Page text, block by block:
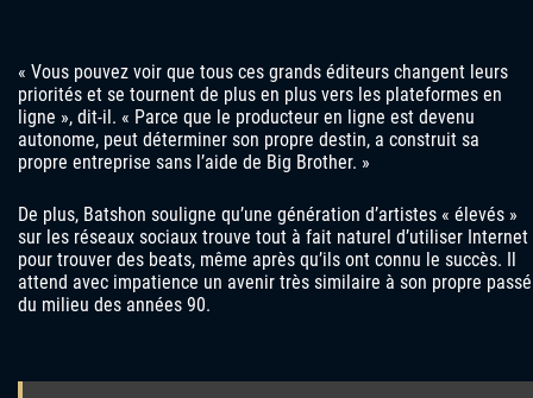
« Vous pouvez voir que tous ces grands éditeurs changent leurs
priorités et se tournent de plus en plus vers les plateformes en
ligne », dit-il. « Parce que le producteur en ligne est devenu
autonome, peut déterminer son propre destin, a construit sa
propre entreprise sans l’aide de Big Brother. »
De plus, Batshon souligne qu’une génération d’artistes « élevés »
sur les réseaux sociaux trouve tout à fait naturel d’utiliser Internet
pour trouver des beats, même après qu’ils ont connu le succès. Il
attend avec impatience un avenir très similaire à son propre passé
du milieu des années 90.